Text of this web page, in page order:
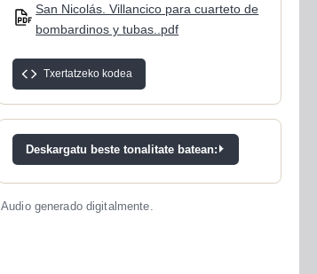
San Nicolás. Villancico para cuarteto de
bombardinos y tubas..pdf
Txertatzeko kodea
Deskargatu beste tonalitate batean:
Audio generado digitalmente.